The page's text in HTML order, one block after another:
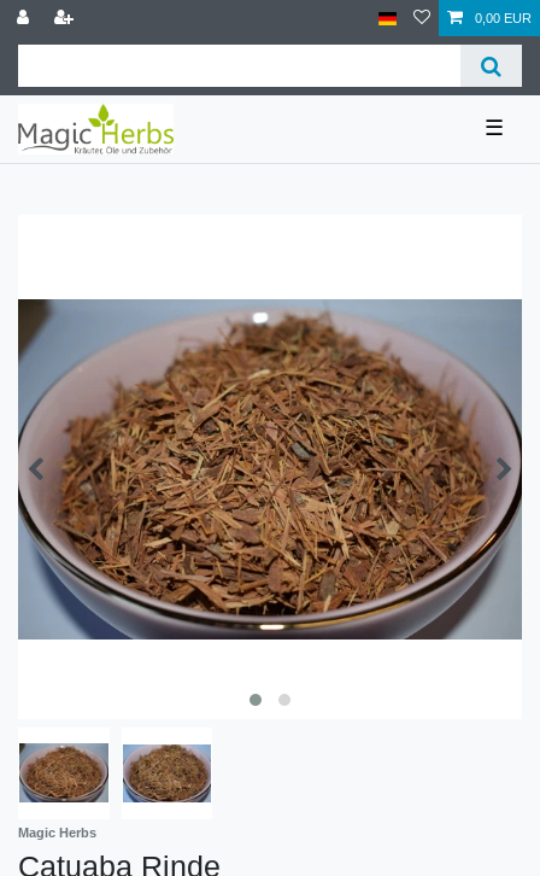
0,00 EUR
☰
Magic Herbs
Catuaba Rinde